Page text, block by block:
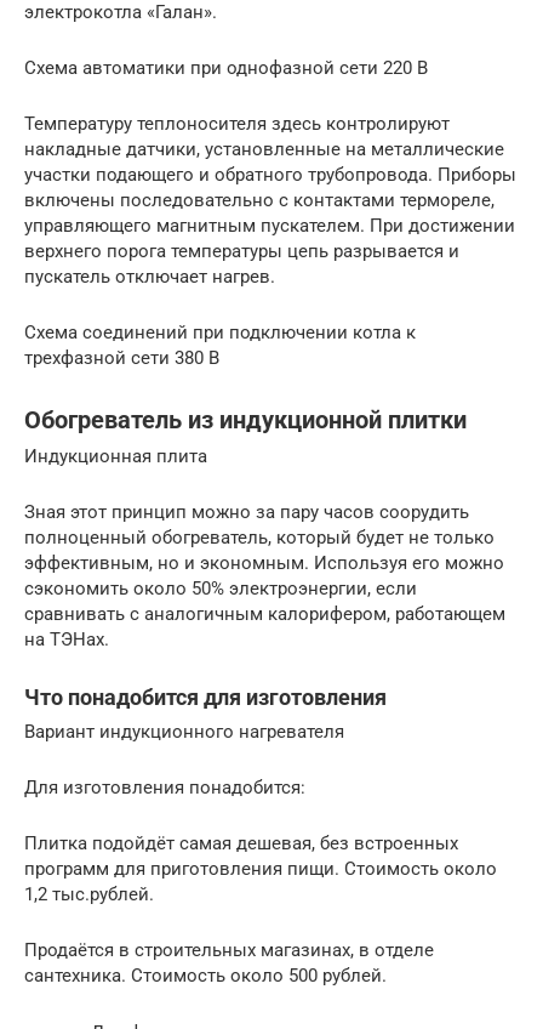
электрокотла «Галан».
Схема автоматики при однофазной сети 220 В
Температуру теплоносителя здесь контролируют
накладные датчики, установленные на металлические
участки подающего и обратного трубопровода. Приборы
включены последовательно с контактами термореле,
управляющего магнитным пускателем. При достижении
верхнего порога температуры цепь разрывается и
пускатель отключает нагрев.
Схема соединений при подключении котла к
трехфазной сети 380 В
Обогреватель из индукционной плитки
Индукционная плита
Зная этот принцип можно за пару часов соорудить
полноценный обогреватель, который будет не только
эффективным, но и экономным. Используя его можно
сэкономить около 50% электроэнергии, если
сравнивать с аналогичным калорифером, работающем
на ТЭНах.
Что понадобится для изготовления
Вариант индукционного нагревателя
Для изготовления понадобится:
Плитка подойдёт самая дешевая, без встроенных
программ для приготовления пищи. Стоимость около
1,2 тыс.рублей.
Продаётся в строительных магазинах, в отделе
сантехника. Стоимость около 500 рублей.